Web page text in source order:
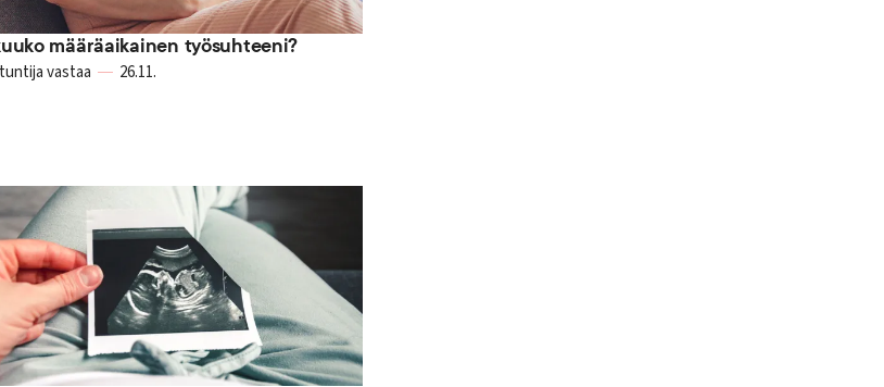
määräaikainen työsuhteeni?
vastaa 26.11.